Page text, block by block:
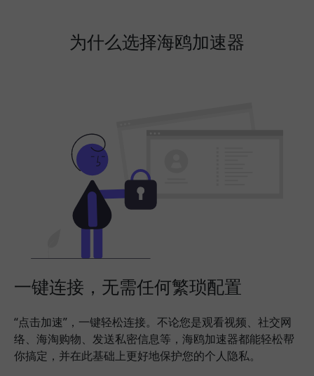
为什么选择海鸥加速器
一键连接，无需任何繁琐配置
“点击加速”，一键轻松连接。不论您是观看视频、社交网
络、海淘购物、发送私密信息等，海鸥加速器都能轻松帮
你搞定，并在此基础上更好地保护您的个人隐私。